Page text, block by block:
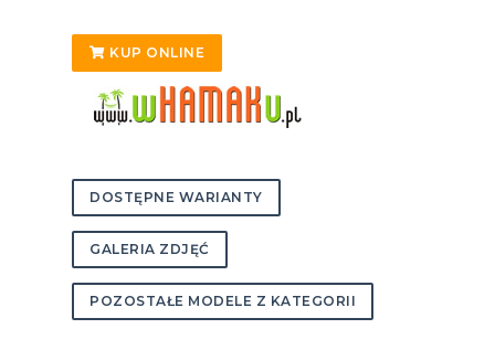
KUP ONLINE
DOSTĘPNE WARIANTY
GALERIA ZDJĘĆ
POZOSTAŁE MODELE Z KATEGORII